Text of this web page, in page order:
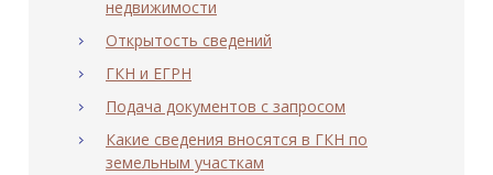
недвижимости
Открытость сведений
ГКН и ЕГРН
Подача документов с запросом
Какие сведения вносятся в ГКН по
земельным участкам